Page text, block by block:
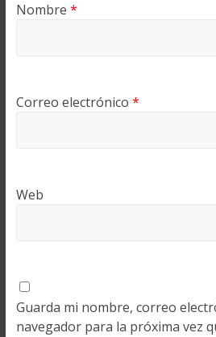
Nombre *
Correo electrónico *
Web
Guarda mi nombre, correo
navegador para la próxima vez